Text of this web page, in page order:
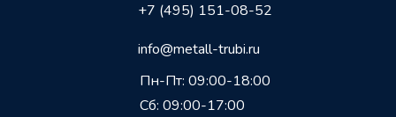
+7 (495) 151-08-52
info@metall-trubi.ru
Пн-Пт: 09:00-18:00
Сб: 09:00-17:00